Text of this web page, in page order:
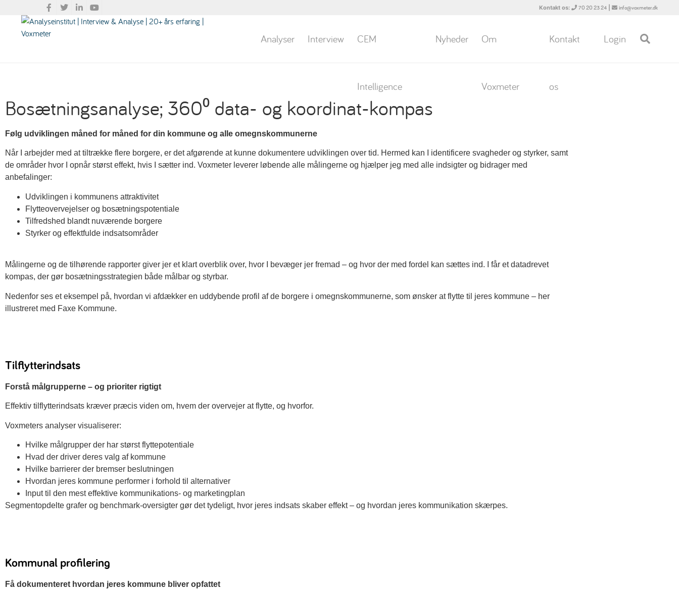
Kontakt os: 70 20 23 24 | info@voxmeter.dk
Analyser Interview CEM
Intelligence
Nyheder Om
Voxmeter
Kontakt
os
Login
Bosætningsanalyse; 360⁰ data- og koordinat-kompas
Følg udviklingen måned for måned for din kommune og alle omegnskommunerne
Når I arbejder med at tiltrække flere borgere, er det afgørende at kunne dokumentere udviklingen over tid. Hermed kan I identificere svagheder og styrker, samt
de områder hvor I opnår størst effekt, hvis I sætter ind. Voxmeter leverer løbende alle målingerne og hjælper jeg med alle indsigter og bidrager med
anbefalinger:
Udviklingen i kommunens attraktivitet
Flytteovervejelser og bosætningspotentiale
Tilfredshed blandt nuværende borgere
Styrker og effektfulde indsatsområder
Målingerne og de tilhørende rapporter giver jer et klart overblik over, hvor I bevæger jer fremad – og hvor der med fordel kan sættes ind. I får et datadrevet
kompas, der gør bosætningsstrategien både målbar og styrbar.
Nedenfor ses et eksempel på, hvordan vi afdækker en uddybende profil af de borgere i omegnskommunerne, som ønsker at flytte til jeres kommune – her
illustreret med Faxe Kommune.
Tilflytterindsats
Forstå målgrupperne – og prioriter rigtigt
Effektiv tilflytterindsats kræver præcis viden om, hvem der overvejer at flytte, og hvorfor.
Voxmeters analyser visualiserer:
Hvilke målgrupper der har størst flyttepotentiale
Hvad der driver deres valg af kommune
Hvilke barrierer der bremser beslutningen
Hvordan jeres kommune performer i forhold til alternativer
Input til den mest effektive kommunikations- og marketingplan
Segmentopdelte grafer og benchmark-oversigter gør det tydeligt, hvor jeres indsats skaber effekt – og hvordan jeres kommunikation skærpes.
Kommunal profilering
Få dokumenteret hvordan jeres kommune bliver opfattet